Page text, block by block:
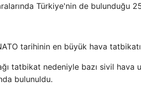
Türkiye'nin de bulunduğu
tarihinin en büyük hava
tatbikat nedeniyle bazı sivil hava
bulunuldu.